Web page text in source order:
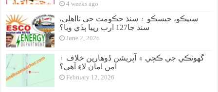
4 weeks ago
سيپڪو، حيسڪو ۽ سنڌ حڪومت جي نااهلي،
سنڌ جا127 ارب رپيا ٻڏي ويا؟
June 2, 2026
گهوٽڪي جي ڪچي ۾ آپريشن ڏوهارين خلاف ۽
امن امان لاءِ آهي؟
February 12, 2026